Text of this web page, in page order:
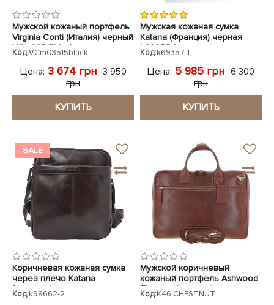
Мужской кожаный портфель
Virginia Conti (Италия) черный
VCm03515black
Код:VCm03515black
Цена: 3 674 грн 3 950
грн
КУПИТЬ
Мужская кожаная сумка
Katana (Франция) черная
k69357-1
Код:k69357-1
Цена: 5 985 грн 6 300
грн
КУПИТЬ
SALE
Коричневая кожаная сумка
через плечо Katana
(Франция)
Код:k98662-2
Мужской коричневый
кожаный портфель Ashwood
(Великобритания)
Код:K46 CHESTNUT